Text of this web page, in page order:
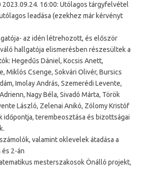
2023.09.24. 16:00: Utólagos tárgyfelvétel
leadása (ezekhez már kérvényt
az idén létrehozott, és először
hallgatója elismerésben részesültek a
Hegedűs Dániel, Kocsis Anett,
Miklós Csenge, Sokvári Olivér, Bursics
Imolay András, Szemerédi Levente,
Nagy Béla, Sivadó Márta, Török
László, Zelenai Anikó, Zólomy Kristóf
időpontja, terembeosztása és bizottságai
valamint oklevelek átadása a
és 2-án
mesterszakosok Önálló projekt,